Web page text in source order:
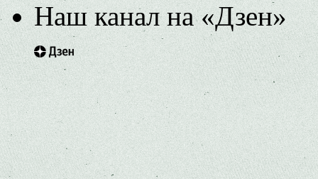
Наш канал на «Дзен»